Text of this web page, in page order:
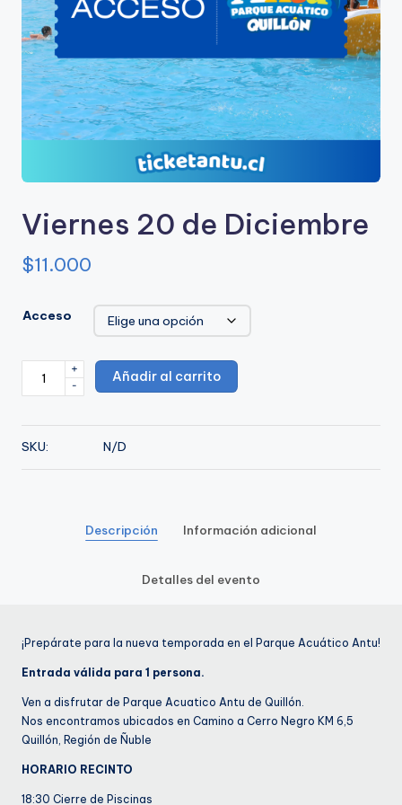
u
e
A
c
a
ti
c
o
n
t
u
Viernes 20 de Diciembre
$11.000
Acceso
Diciembre
cantidad
-
+
Añadir al carrito
SKU: N/D
Descripción Información adicional
Detalles del evento
¡Prepárate para la nueva temporada en el Parque Acuático Antu!
Entrada válida para 1 persona.
Ven a disfrutar de Parque Acuatico Antu de Quillón.
Nos encontramos ubicados en Camino a Cerro Negro KM 6,5
Quillón, Región de Ñuble
HORARIO RECINTO
18:30 Cierre de Piscinas